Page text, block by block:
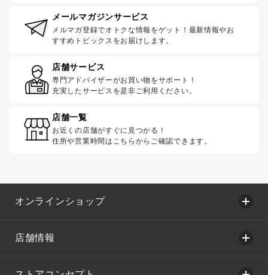
メールマガジンサービス
メルマガ登録でオトクな情報をゲット！最新情報やお
すすめトピックスをお届けします。
店舗サービス
専門アドバイザーがお買い物をサポート！
充実したサービスを是非ご利用ください。
店舗一覧
お近くの店舗がすぐに見つかる！
住所や営業時間はこちらからご確認できます。
オンラインショップ
店舗情報